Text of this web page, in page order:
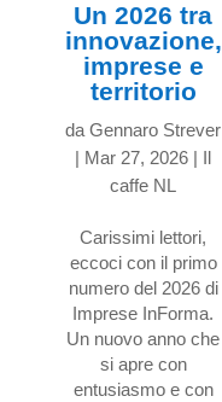
Un 2026 tra
innovazione,
imprese e
territorio
daGennaro Strever
| Mar 27, 2026 | Il
caffe NL
Carissimi lettori,
eccoci con il primo
numero del 2026 di
Imprese InForma.
Un nuovo anno che
si apre con
entusiasmo e con